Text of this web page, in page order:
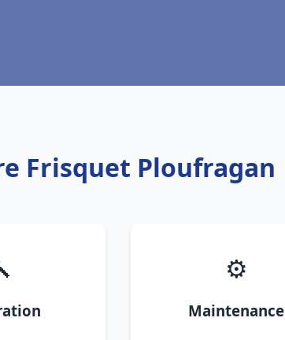
Frisquet Ploufragan
⚙️
Maintenance